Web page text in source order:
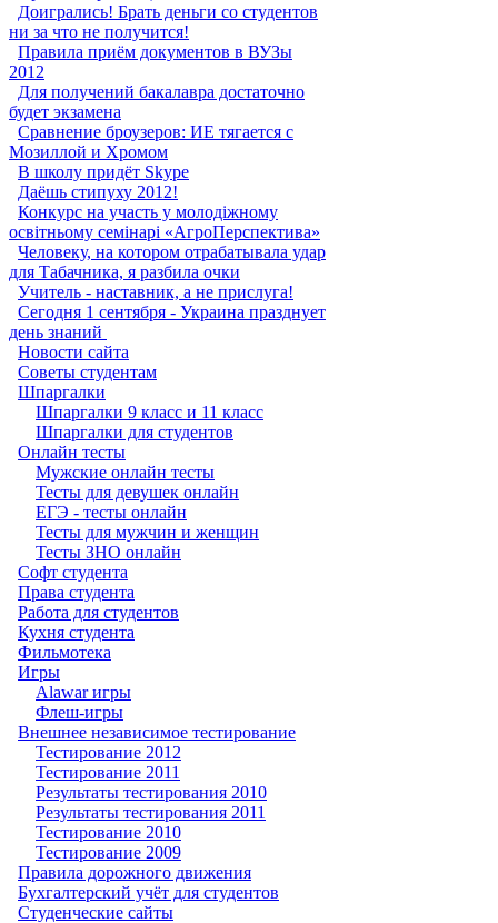
Доигрались! Брать деньги со студентов
ни за что не получится!
Правила приём документов в ВУЗы
2012
Для получений бакалавра достаточно
будет экзамена
Сравнение броузеров: ИЕ тягается с
Мозиллой и Хромом
В школу придёт Skype
Даёшь стипуху 2012!
Конкурс на участь у молодіжному
освітньому семінарі «АгроПерспектива»
Человеку, на котором отрабатывала удар
для Табачника, я разбила очки
Учитель - наставник, а не прислуга!
Сегодня 1 сентября - Украина празднует
день знаний ‎
Новости сайта
Советы студентам
Шпаргалки
Шпаргалки 9 класс и 11 класс
Шпаргалки для студентов
Онлайн тесты
Мужские онлайн тесты
Тесты для девушек онлайн
ЕГЭ - тесты онлайн
Тесты для мужчин и женщин
Тесты ЗНО онлайн
Софт студента
Права студента
Работа для студентов
Кухня студента
Фильмотека
Игры
Alawar игры
Флеш-игры
Внешнее независимое тестирование
Тестирование 2012
Тестирование 2011
Результаты тестирования 2010
Результаты тестирования 2011
Тестирование 2010
Тестирование 2009
Правила дорожного движения
Бухгалтерский учёт для студентов
Студенческие сайты